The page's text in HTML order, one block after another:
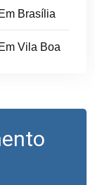
Brasília
Vila Boa